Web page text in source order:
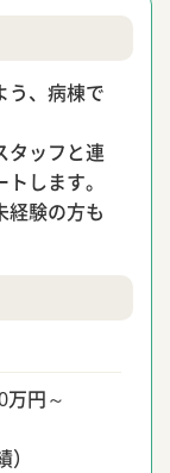
う、病棟で
タッフと連
します。
経験の方も
円～